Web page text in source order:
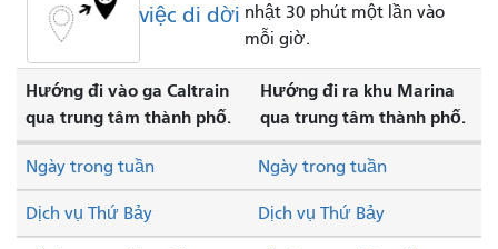
việc di dời nhật 30 phút một lần vào
mỗi giờ.
Hướng đi vào ga Caltrain
qua trung tâm thành phố.
Hướng đi ra khu Marina
qua trung tâm thành phố.
Dịch vụ Thứ Bảy Dịch vụ Thứ Bảy
Ngày trong tuần Ngày trong tuần